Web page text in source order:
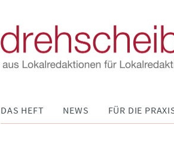
DAS HEFT NEWS FÜR DIE